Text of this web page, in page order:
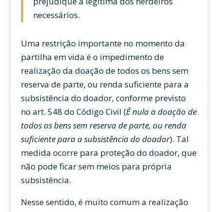
necessários.
Uma restrição importante no momento da
partilha em vida é o impedimento de
realização da doação de todos os bens sem
reserva de parte, ou renda suficiente para a
subsistência do doador, conforme previsto
no art. 548 do Código Civil (É nula a doação de
todos os bens sem reserva de parte, ou renda
suficiente para a subsistência do doador). Tal
medida ocorre para proteção do doador, que
não pode ficar sem meios para própria
subsistência.
Nesse sentido, é muito comum a realização